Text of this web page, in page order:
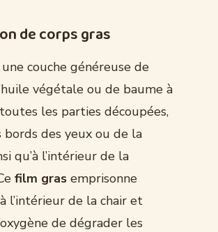
de corps gras
couche généreuse de
végétale ou de baume à
les parties découpées,
bords des yeux ou de la
qu’à l’intérieur de la
film gras emprisonne
l’intérieur de la chair et
de dégrader les